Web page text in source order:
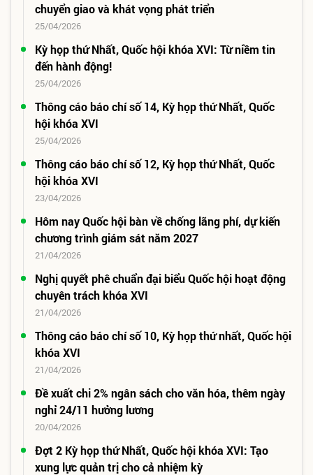
chuyển giao và khát vọng phát triển
25/04/2026
Kỳ họp thứ Nhất, Quốc hội khóa XVI: Từ niềm tin
đến hành động!
25/04/2026
Thông cáo báo chí số 14, Kỳ họp thứ Nhất, Quốc
hội khóa XVI
25/04/2026
Thông cáo báo chí số 12, Kỳ họp thứ Nhất, Quốc
hội khóa XVI
23/04/2026
Hôm nay Quốc hội bàn về chống lãng phí, dự kiến
chương trình giám sát năm 2027
21/04/2026
Nghị quyết phê chuẩn đại biểu Quốc hội hoạt động
chuyên trách khóa XVI
21/04/2026
Thông cáo báo chí số 10, Kỳ họp thứ nhất, Quốc hội
khóa XVI
21/04/2026
Đề xuất chi 2% ngân sách cho văn hóa, thêm ngày
nghỉ 24/11 hưởng lương
20/04/2026
Đợt 2 Kỳ họp thứ Nhất, Quốc hội khóa XVI: Tạo
xung lực quản trị cho cả nhiệm kỳ